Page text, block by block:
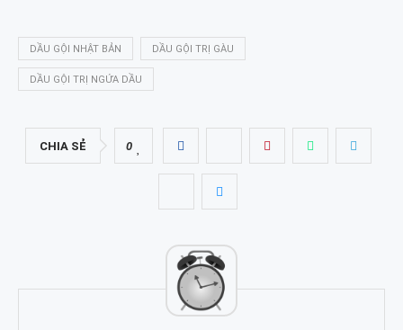
DẦU GỘI NHẬT BẢN DẦU GỘI TRỊ GÀU
DẦU GỘI TRỊ NGỨA DẦU
CHIA SẺ 0